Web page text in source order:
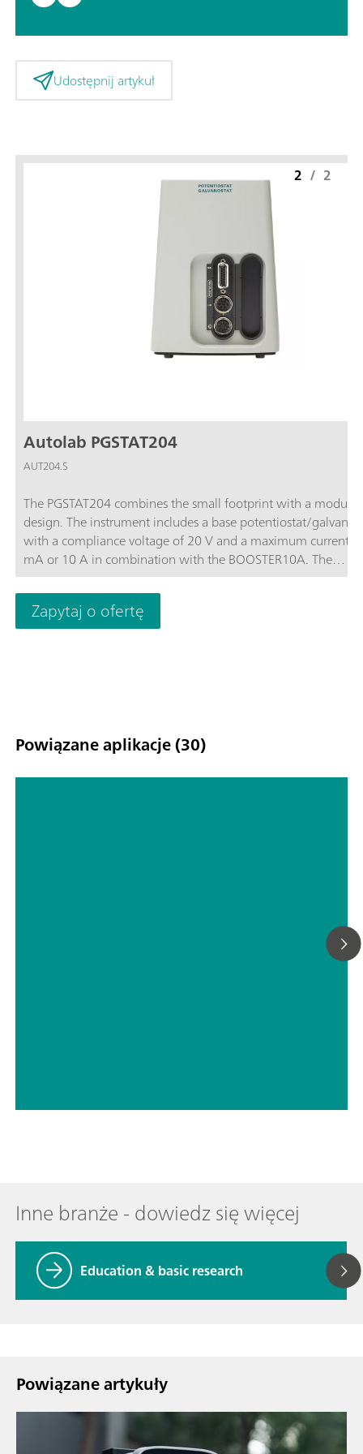
Udostępnij artykuł
Autolab PGSTAT204
AUT204.S
The PGSTAT204 combines the small footprint with a modular
design. The instrument includes a base potentiostat/
with a compliance voltage of 20 V and a maximum current
mA or 10 A in combination with the BOOSTER10A. The
potentiostat can be expanded at any time with one additional
module, for example the FRA32M electrochemical
spectroscopy (EIS) module.The PGSTAT204 is an affordable
instrument which can be located anywhere in the lab.
2 / 2
Zapytaj o ofertę
Powiązane aplikacje (30)
Inne branże - dowiedz się więcej
Education & basic research
Powiązane artykuły